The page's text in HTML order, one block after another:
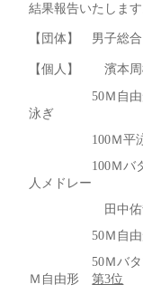
結果報告いたします
【団体】 男子
【個人】 濱本
50Ｍ自由形
泳ぎ
100Ｍ平泳ぎ
100Ｍバタフ
人メドレー
田中佑
50Ｍ自由形
50Ｍバタフラ
Ｍ自由形第3位